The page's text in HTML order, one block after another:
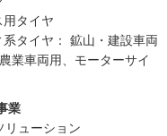
用タイヤ
系タイヤ： 鉱山・建設車両
業車両用、モーターサイ
業
リューション